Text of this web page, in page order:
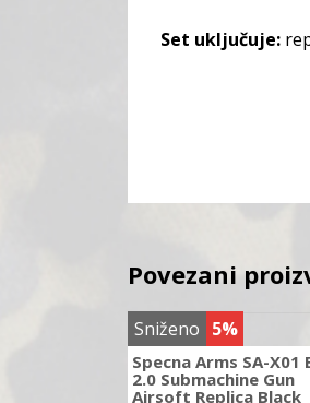
Set uključuje:
Povezani
Sniženo 5%
Specna Arms SA-X01
2.0 Submachine Gun
Airsoft Replica Black